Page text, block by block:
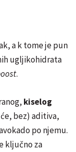
a k tome je pun
ugljikohidrata
.
kiselog
bez) aditiva,
po njemu.
ključno za